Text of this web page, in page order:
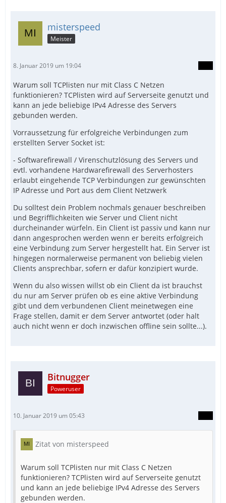
misterspeed
Meister
8. Januar 2019 um 19:04
Warum soll TCPlisten nur mit Class C Netzen
funktionieren? TCPlisten wird auf Serverseite genutzt und
kann an jede beliebige IPv4 Adresse des Servers
gebunden werden.
Vorraussetzung für erfolgreiche Verbindungen zum
erstellten Server Socket ist:
- Softwarefirewall / Virenschutzlösung des Servers und
evtl. vorhandene Hardwarefirewall des Serverhosters
erlaubt eingehende TCP Verbindungen zur gewünschten
IP Adresse und Port aus dem Client Netzwerk
Du solltest dein Problem nochmals genauer beschreiben
und Begrifflichkeiten wie Server und Client nicht
durcheinander würfeln. Ein Client ist passiv und kann nur
dann angesprochen werden wenn er bereits erfolgreich
eine Verbindung zum Server hergestellt hat. Ein Server ist
hingegen normalerweise permanent von beliebig vielen
Clients ansprechbar, sofern er dafür konzipiert wurde.
Wenn du also wissen willst ob ein Client da ist brauchst
du nur am Server prüfen ob es eine aktive Verbindung
gibt und dem verbundenen Client meinetwegen eine
Frage stellen, damit er dem Server antwortet (oder halt
auch nicht wenn er doch inzwischen offline sein sollte...).
Bitnugger
Poweruser
10. Januar 2019 um 05:43
Zitat von misterspeed
Warum soll TCPlisten nur mit Class C Netzen
funktionieren? TCPlisten wird auf Serverseite genutzt
und kann an jede beliebige IPv4 Adresse des Servers
gebunden werden.